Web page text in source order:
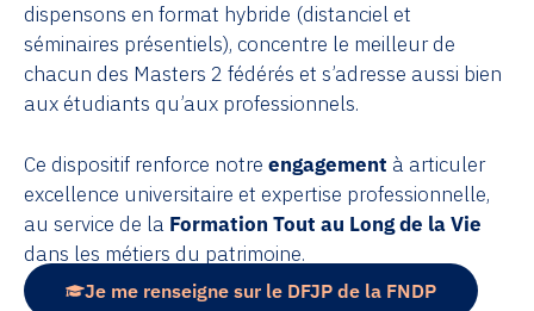
dispensons en format hybride (distanciel et
séminaires présentiels), concentre le meilleur de
chacun des Masters 2 fédérés et s’adresse aussi bien
aux étudiants qu’aux professionnels.
Ce dispositif renforce notre engagement à articuler
excellence universitaire et expertise professionnelle,
au service de la Formation Tout au Long de la Vie
dans les métiers du patrimoine.
Je me renseigne sur le DFJP de la FNDP